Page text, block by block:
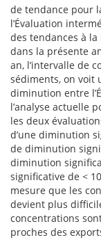
de tendance pour
l’Évaluation
des tendances à la
dans la présente
an, l’intervalle de
sédiments, on voit
diminution entre
l’analyse actuelle
les deux
d’une diminution
de diminution
diminution
significative de <
mesure que les
devient plus
concentrations
proches des